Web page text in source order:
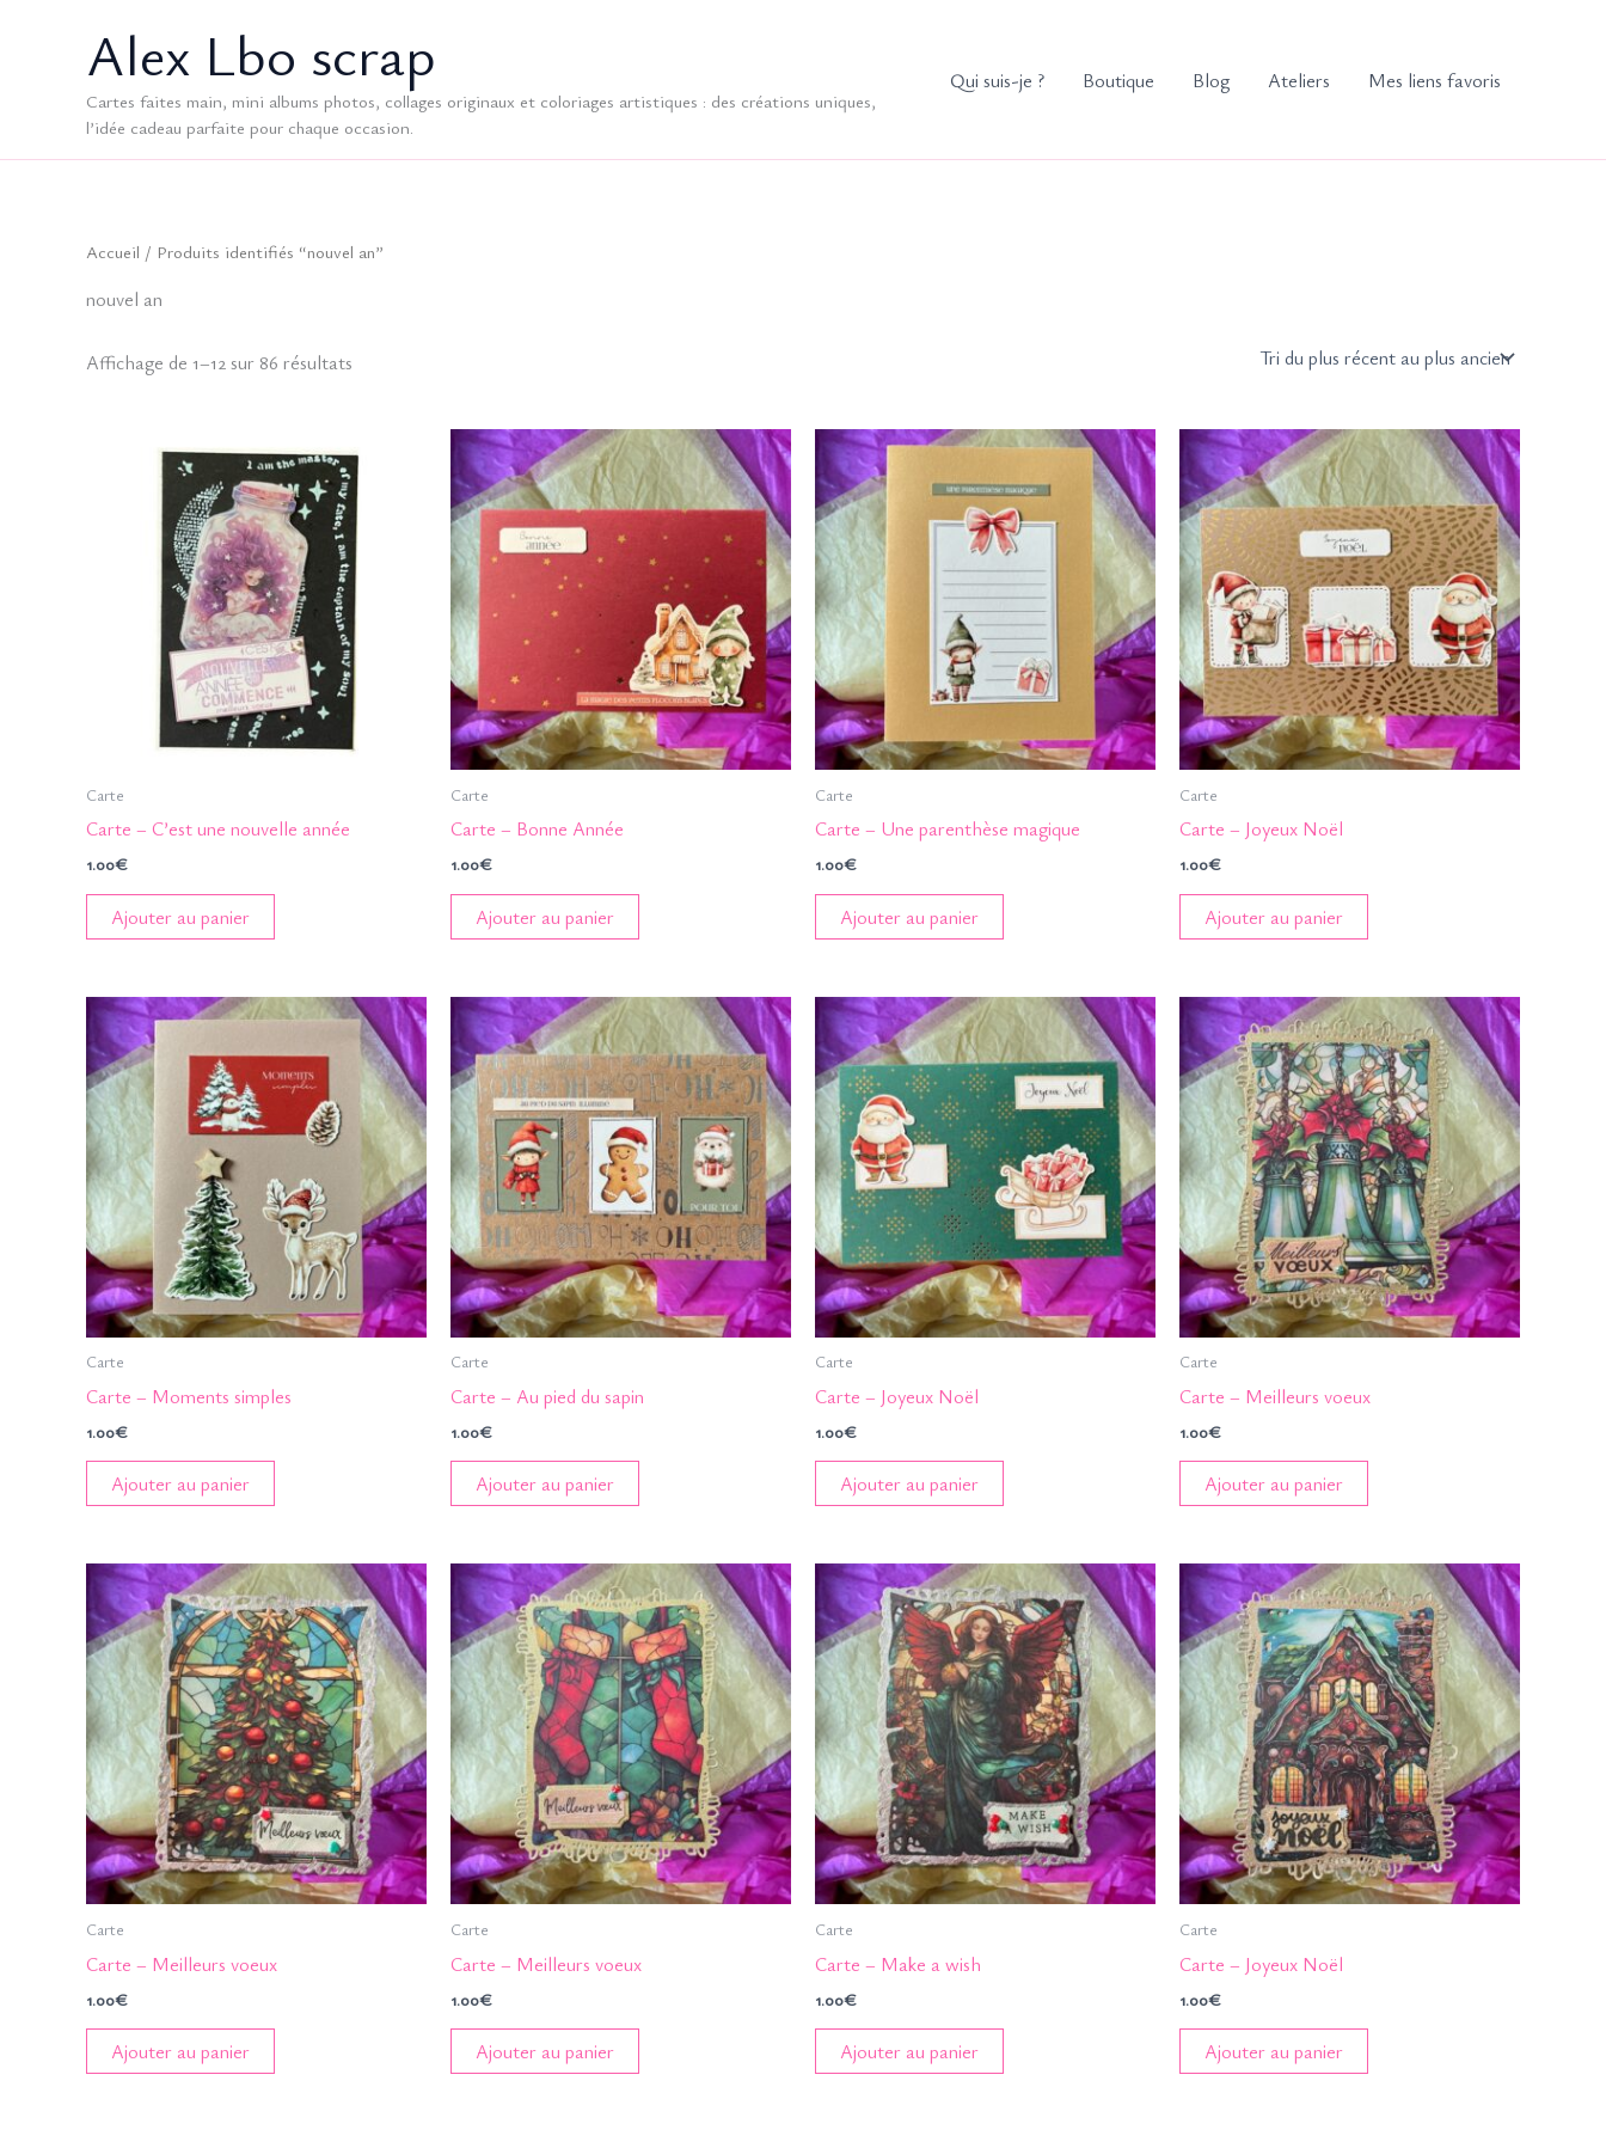
Alex Lbo scrap
Cartes faites main, mini albums photos, collages originaux et coloriages artistiques : des créations uniques,
l’idée cadeau parfaite pour chaque occasion.
Qui suis-je ? Boutique Blog Ateliers Mes liens favoris
Accueil / Produits identifiés “nouvel an”
nouvel an
Affichage de 1–12 sur 86 résultats
plus
ancien
Carte
Carte – C’est une nouvelle année
1.00€
Ajouter au panier
Carte
Carte – Bonne Année
1.00€
Ajouter au panier
Carte
Carte – Une parenthèse magique
1.00€
Ajouter au panier
Carte
Carte – Joyeux Noël
1.00€
Ajouter au panier
Carte
Carte – Moments simples
1.00€
Ajouter au panier
Carte
Carte – Au pied du sapin
1.00€
Ajouter au panier
Carte
Carte – Joyeux Noël
1.00€
Ajouter au panier
Carte
Carte – Meilleurs voeux
1.00€
Ajouter au panier
Carte
Carte – Meilleurs voeux
1.00€
Ajouter au panier
Carte
Carte – Meilleurs voeux
1.00€
Ajouter au panier
Carte
Carte – Make a wish
1.00€
Ajouter au panier
Carte
Carte – Joyeux Noël
1.00€
Ajouter au panier